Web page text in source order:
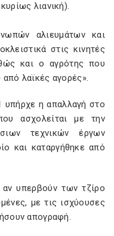
λιανική).
αλιευμάτων και
στις κινητές
και ο αγρότης που
λαϊκές αγορές».
υπήρχε η απαλλαγή στο
ασχολείται με την
τεχνικών έργων
και καταργήθηκε από
υπερβούν των τζίρο
με τις ισχύουσες
απογραφή.